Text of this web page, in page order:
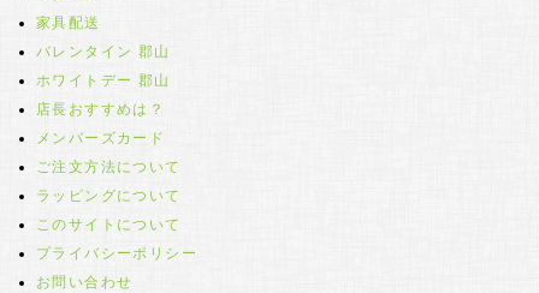
家具配送
バレンタイン 郡山
ホワイトデー 郡山
店長おすすめは？
メンバーズカード
ご注文方法について
ラッピングについて
このサイトについて
プライバシーポリシー
お問い合わせ